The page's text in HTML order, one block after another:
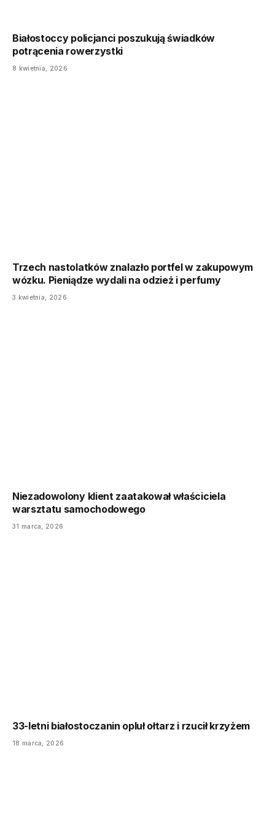
Białostoccy policjanci poszukują świadków
potrącenia rowerzystki
8 kwietnia, 2026
Trzech nastolatków znalazło portfel w zakupowym
wózku. Pieniądze wydali na odzież i perfumy
3 kwietnia, 2026
Niezadowolony klient zaatakował właściciela
warsztatu samochodowego
31 marca, 2026
33-letni białostoczanin opluł ołtarz i rzucił krzyżem
18 marca, 2026